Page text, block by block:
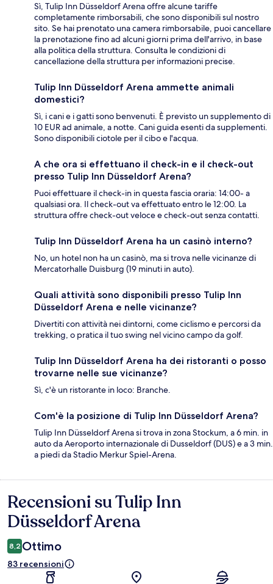
Sì, Tulip Inn Düsseldorf Arena offre alcune tariffe
completamente rimborsabili, che sono disponibili sul nostro
sito. Se hai prenotato una camera rimborsabile, puoi cancellare
la prenotazione fino ad alcuni giorni prima dell'arrivo, in base
alla politica della struttura. Consulta le condizioni di
cancellazione della struttura per informazioni precise.
Tulip Inn Düsseldorf Arena ammette animali
domestici?
Sì, i cani e i gatti sono benvenuti. È previsto un supplemento di
10 EUR ad animale, a notte. Cani guida esenti da supplementi.
Sono disponibili ciotole per il cibo e l'acqua.
A che ora si effettuano il check-in e il check-out
presso Tulip Inn Düsseldorf Arena?
Puoi effettuare il check-in in questa fascia oraria: 14:00- a
qualsiasi ora. Il check-out va effettuato entro le 12:00. La
struttura offre check-out veloce e check-out senza contatti.
Tulip Inn Düsseldorf Arena ha un casinò interno?
No, un hotel non ha un casinò, ma si trova nelle vicinanze di
Mercatorhalle Duisburg (19 minuti in auto).
Quali attività sono disponibili presso Tulip Inn
Düsseldorf Arena e nelle vicinanze?
Divertiti con attività nei dintorni, come ciclismo e percorsi da
trekking, o pratica il tuo swing nel vicino campo da golf.
Tulip Inn Düsseldorf Arena ha dei ristoranti o posso
trovarne nelle sue vicinanze?
Sì, c'è un ristorante in loco: Branche.
Com'è la posizione di Tulip Inn Düsseldorf Arena?
Tulip Inn Düsseldorf Arena si trova in zona Stockum, a 6 min. in
auto da Aeroporto internazionale di Dusseldorf (DUS) e a 3 min.
a piedi da Stadio Merkur Spiel-Arena.
Recensioni
Recensioni su Tulip Inn
Düsseldorf Arena
8,2 Ottimo
83 recensioni